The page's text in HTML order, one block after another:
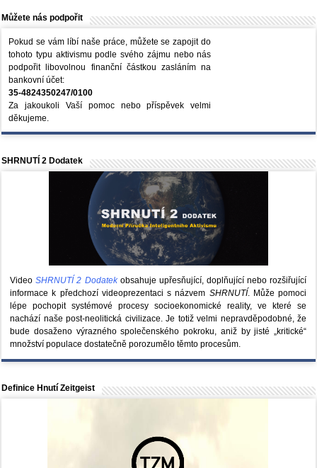
Můžete nás podpořit
Pokud se vám líbí naše práce, můžete se zapojit do
tohoto typu aktivismu podle svého zájmu nebo nás
podpořit libovolnou finanční částkou zasláním na
bankovní účet:
35-4824350247/0100
Za jakoukoli Vaší pomoc nebo příspěvek velmi
děkujeme.
SHRNUTÍ 2 Dodatek
VideoSHRNUTÍ 2 Dodatekobsahuje upřesňující, doplňující nebo rozšiřující
informace k předchozí videoprezentaci s názvem SHRNUTÍ. Může pomoci
lépe pochopit systémové procesy socioekonomické reality, ve které se
nachází naše post-neolitická civilizace. Je totiž velmi nepravděpodobné, že
bude dosaženo výrazného společenského pokroku, aniž by jisté „kritické“
množství populace dostatečně porozumělo těmto procesům.
Definice Hnutí Zeitgeist